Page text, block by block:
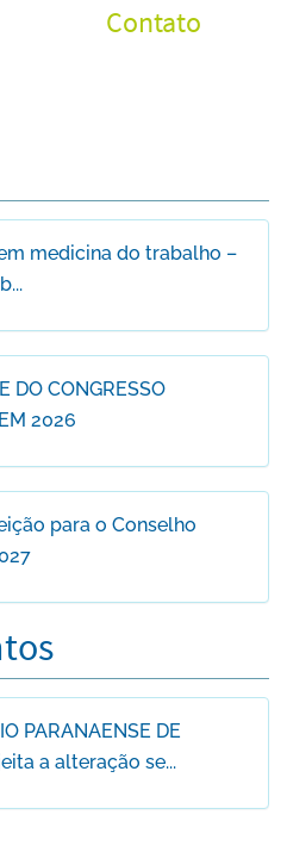
Contato
medicina do trabalho –
DO CONGRESSO
2026
para o Conselho
PARANAENSE DE
a alteração se...